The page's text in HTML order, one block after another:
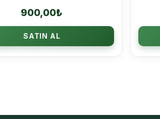
900,00₺
SATIN AL
Cilt Bakım
Cilt Serumu